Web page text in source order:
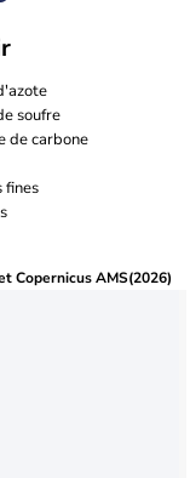
soufre
de carbone
fines
Copernicus AMS(2026)